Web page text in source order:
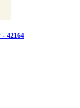
42164